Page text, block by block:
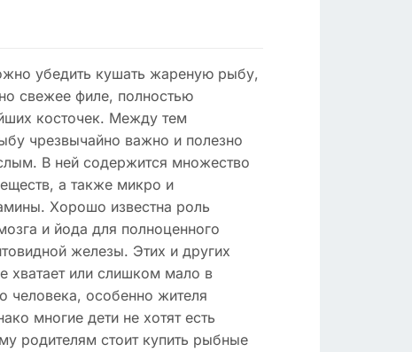
убедить кушать жареную рыбу,
свежее филе, полностью
косточек. Между тем
чрезвычайно важно и полезно
В ней содержится множество
а также микро и
Хорошо известна роль
и йода для полноценного
железы. Этих и других
хватает или слишком мало в
человека, особенно жителя
многие дети не хотят есть
родителям стоит купить рыбные